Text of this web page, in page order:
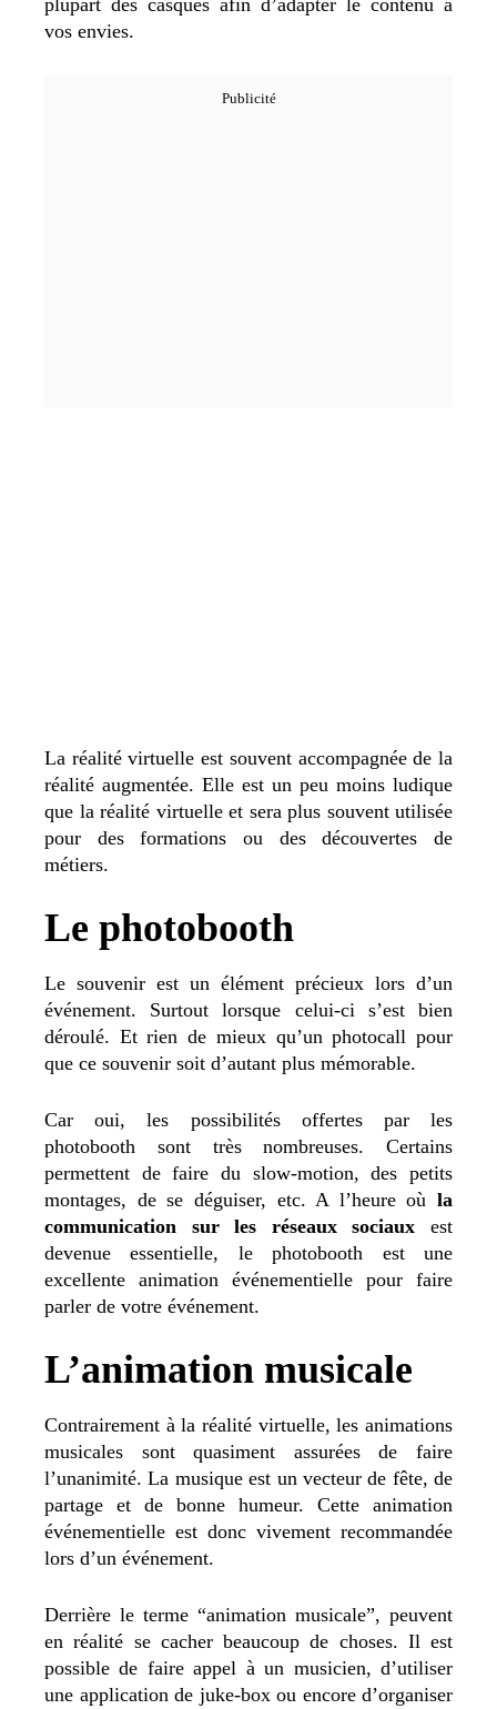
vos envies.
La réalité virtuelle est souvent accompagnée de la
réalité augmentée. Elle est un peu moins ludique
que la réalité virtuelle et sera plus souvent utilisée
pour des formations ou des découvertes de
métiers.
Le photobooth
Le souvenir est un élément précieux lors d’un
événement. Surtout lorsque celui-ci s’est bien
déroulé. Et rien de mieux qu’un photocall pour
que ce souvenir soit d’autant plus mémorable.
Car oui, les possibilités offertes par les
photobooth sont très nombreuses. Certains
permettent de faire du slow-motion, des petits
montages, de se déguiser, etc. A l’heure où la
communication sur les réseaux sociaux est
devenue essentielle, le photobooth est une
excellente animation événementielle pour faire
parler de votre événement.
L’animation musicale
Contrairement à la réalité virtuelle, les animations
musicales sont quasiment assurées de faire
l’unanimité. La musique est un vecteur de fête, de
partage et de bonne humeur. Cette animation
événementielle est donc vivement recommandée
lors d’un événement.
Derrière le terme “animation musicale”, peuvent
en réalité se cacher beaucoup de choses. Il est
possible de faire appel à un musicien, d’utiliser
une application de juke-box ou encore d’organiser